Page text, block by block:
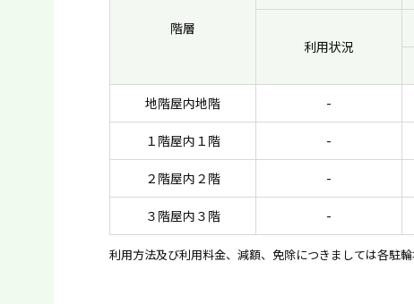
階層
利用状況
地階屋内地階 -
１階屋内１階 -
２階屋内２階 -
３階屋内３階 -
利用方法及び利用料金、減額、免除につきましては各駐輪